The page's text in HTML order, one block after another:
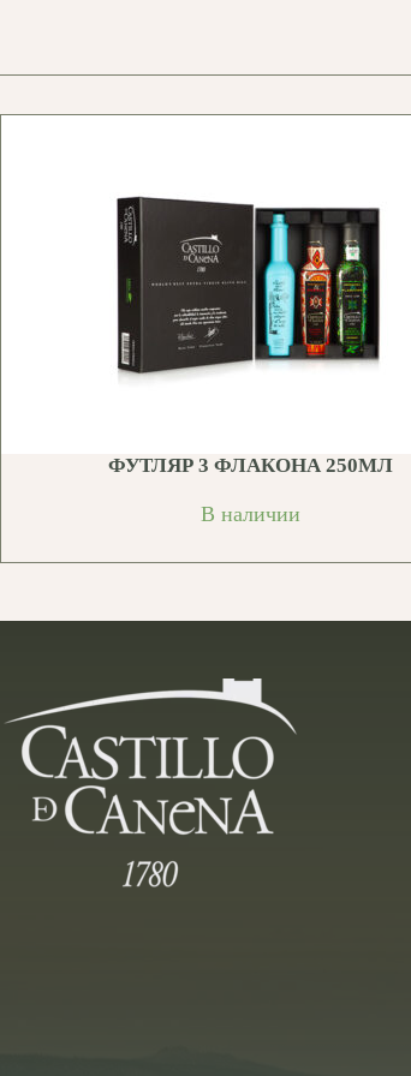
ФУТЛЯР 3 ФЛАКОНА 250МЛ
В наличии